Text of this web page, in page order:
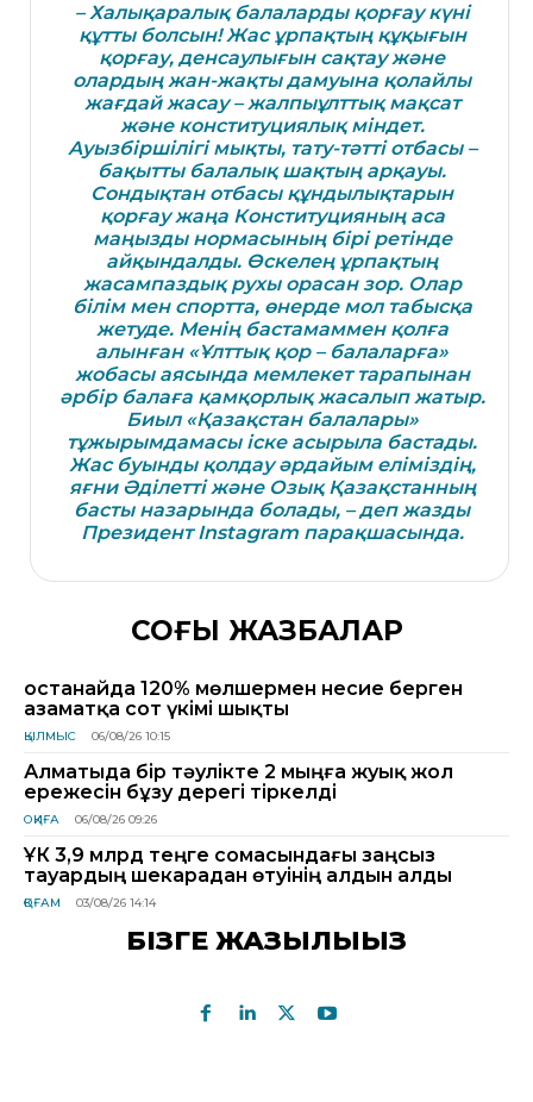
– Халықаралық балаларды қорғау күні
құтты болсын! Жас ұрпақтың құқығын
қорғау, денсаулығын сақтау және
олардың жан-жақты дамуына қолайлы
жағдай жасау – жалпыұлттық мақсат
және конституциялық міндет.
Ауызбіршілігі мықты, тату-тәтті отбасы –
бақытты балалық шақтың арқауы.
Сондықтан отбасы құндылықтарын
қорғау жаңа Конституцияның аса
маңызды нормасының бірі ретінде
айқындалды. Өскелең ұрпақтың
жасампаздық рухы орасан зор. Олар
білім мен спортта, өнерде мол табысқа
жетуде. Менің бастамаммен қолға
алынған «Ұлттық қор – балаларға»
жобасы аясында мемлекет тарапынан
әрбір балаға қамқорлық жасалып жатыр.
Биыл «Қазақстан балалары»
тұжырымдамасы іске асырыла бастады.
Жас буынды қолдау әрдайым еліміздің,
яғни Әділетті және Озық Қазақстанның
басты назарында болады, – деп жазды
Президент Instagram парақшасында.
СОҢҒЫ ЖАЗБАЛАР
Қостанайда 120% мөлшермен несие берген
азаматқа сот үкімі шықты
ҚЫЛМЫС 06/08/26 10:15
Алматыда бір тәулікте 2 мыңға жуық жол
ережесін бұзу дерегі тіркелді
ОҚИҒА 06/08/26 09:26
ҰҚК 3,9 млрд теңге сомасындағы заңсыз
тауардың шекарадан өтуінің алдын алды
ҚОҒАМ 03/08/26 14:14
БІЗГЕ ЖАЗЫЛЫҢЫЗ